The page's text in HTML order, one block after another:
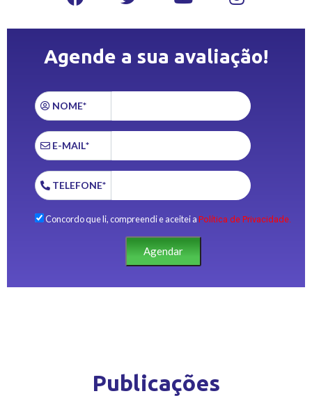
Agende a sua avaliação!
NOME*
E-MAIL*
TELEFONE*
Concordo que li, compreendi e aceitei a Política de Privacidade.
Agendar
Publicações